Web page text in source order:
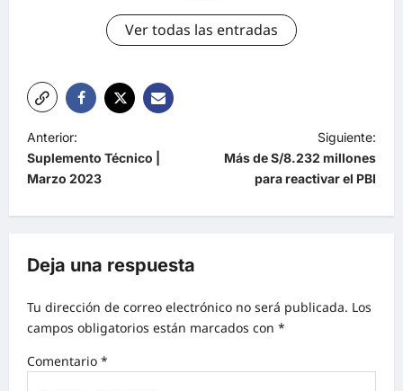
Ver todas las entradas
Anterior:
Suplemento Técnico |
Marzo 2023
Siguiente:
Más de S/8.232 millones
para reactivar el PBI
Deja una respuesta
Tu dirección de correo electrónico no será publicada. Los
campos obligatorios están marcados con *
Comentario *